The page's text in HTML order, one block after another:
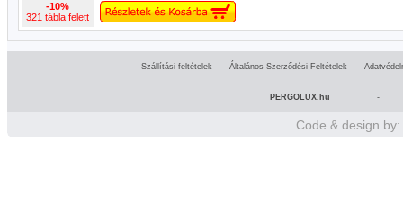
-10%
321 tábla felett
Szállítási feltételek - Általános Szerződési Feltételek -
PERGOLUX.hu -
Code & design by: